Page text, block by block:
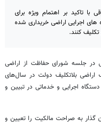
با تاکید بر اهتمام ویژه برای
اجرایی اراضی خریداری شده
کنند.
در جلسه شورای حفاظت از اراضی
اراضی بلاتکلیف دولت در سال‌های
اجرایی و خدماتی در تبیین و
گذار به صراحت مالکیت را تعیین و